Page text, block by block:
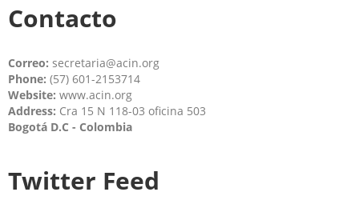
Contacto
Correo: secretaria@acin.org
Phone: (57) 601-2153714
Website: www.acin.org
Address: Cra 15 N 118-03 oficina 503
Bogotá D.C - Colombia
Twitter Feed